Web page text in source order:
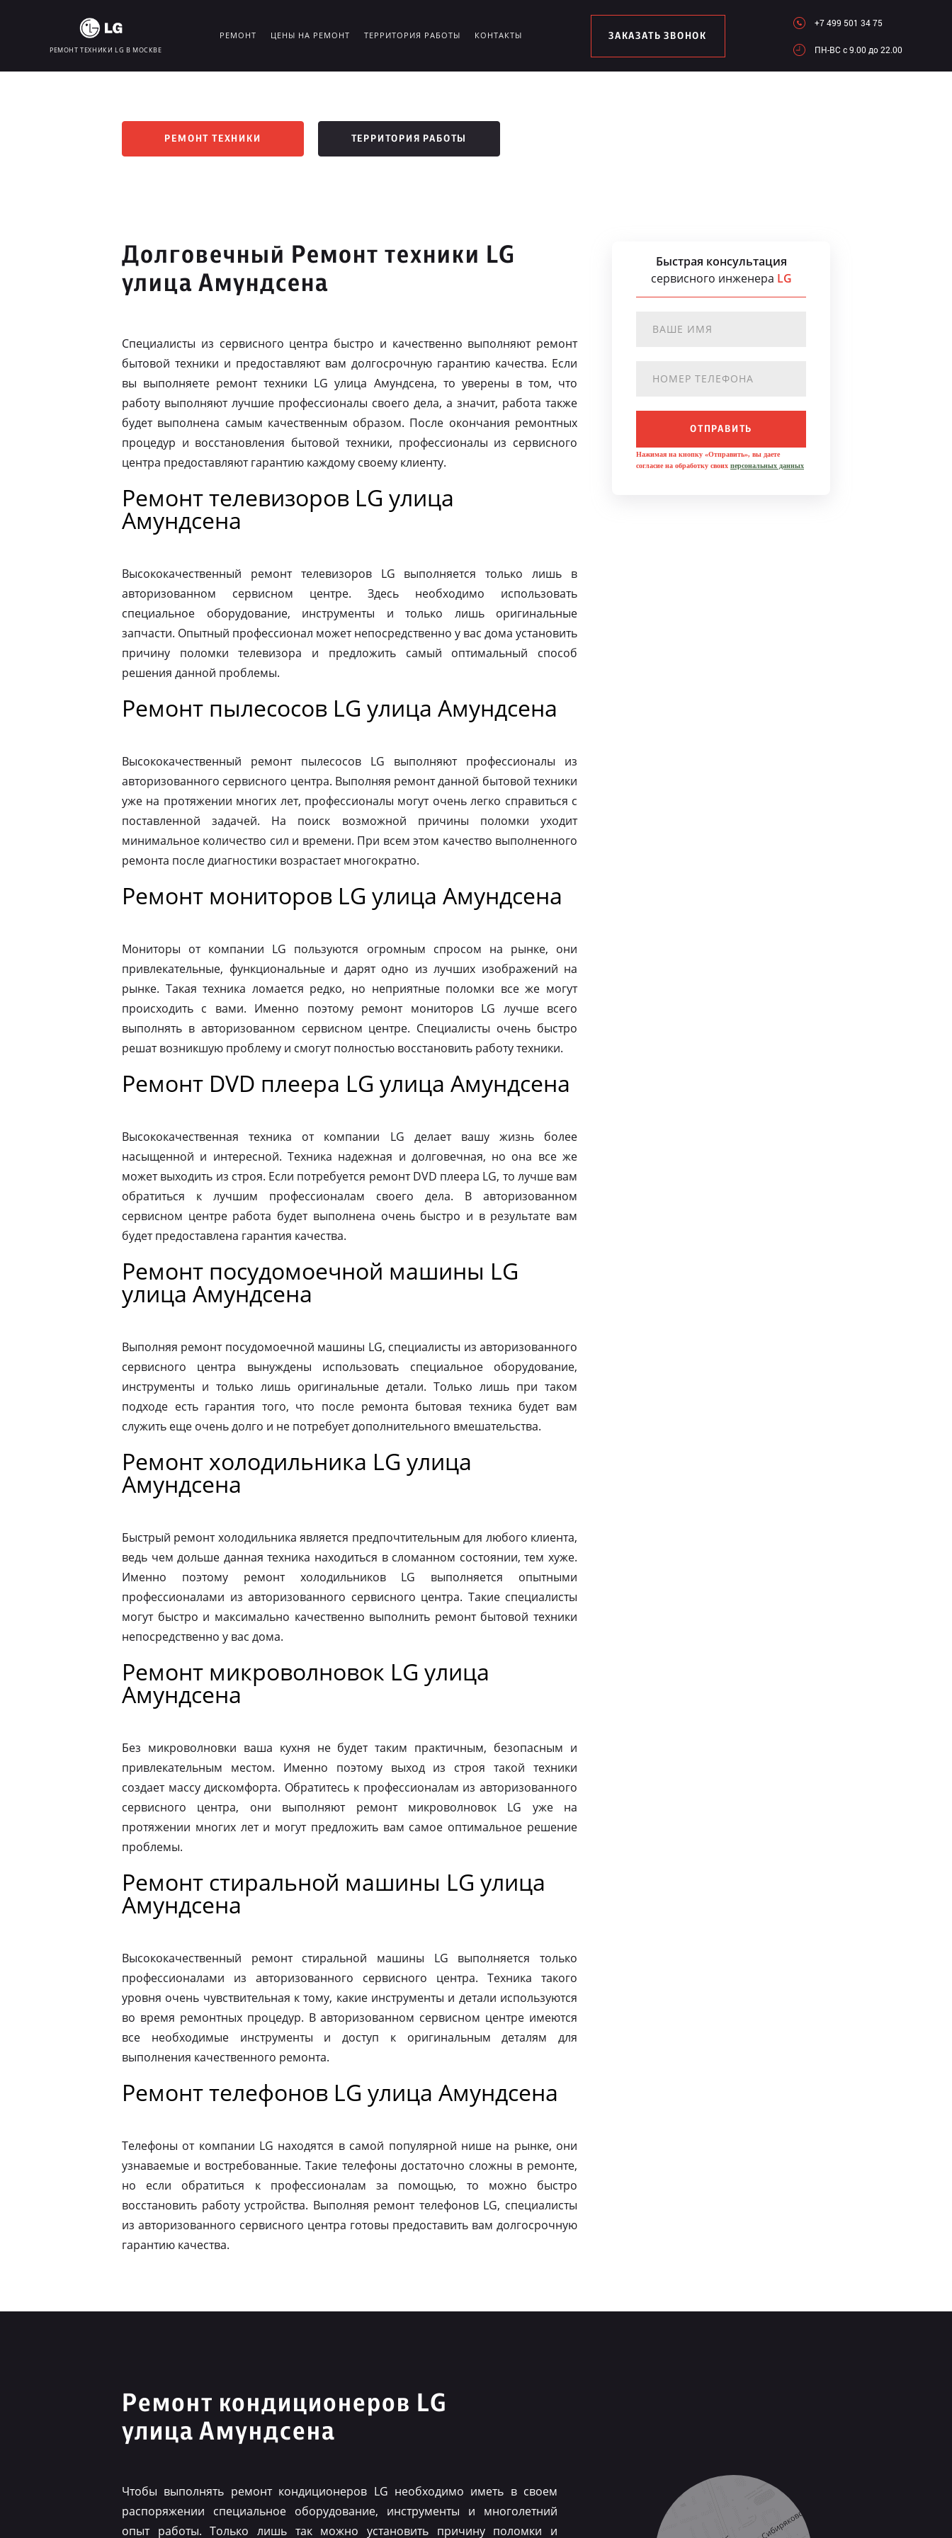
РЕМОНТ ТЕХНИКИ LG В МОСКВЕ
РЕМОНТ ЦЕНЫ НА РЕМОНТ ТЕРРИТОРИЯ РАБОТЫ КОНТАКТЫ ЗАКАЗАТЬ ЗВОНОК
+7 499 501 34 75
ПН-ВC c 9.00 до 22.00
РЕМОНТ ТЕХНИКИ ТЕРРИТОРИЯ РАБОТЫ
Долговечный Ремонт техники LG
улица Амундсена
Специалисты из сервисного центра быстро и качественно выполняют ремонт
бытовой техники и предоставляют вам долгосрочную гарантию качества. Если
вы выполняете ремонт техники LG улица Амундсена, то уверены в том, что
работу выполняют лучшие профессионалы своего дела, а значит, работа также
будет выполнена самым качественным образом. После окончания ремонтных
процедур и восстановления бытовой техники, профессионалы из сервисного
центра предоставляют гарантию каждому своему клиенту.
Ремонт телевизоров LG улица
Амундсена
Высококачественный ремонт телевизоров LG выполняется только лишь в
авторизованном сервисном центре. Здесь необходимо использовать
специальное оборудование, инструменты и только лишь оригинальные
запчасти. Опытный профессионал может непосредственно у вас дома установить
причину поломки телевизора и предложить самый оптимальный способ
решения данной проблемы.
Ремонт пылесосов LG улица Амундсена
Высококачественный ремонт пылесосов LG выполняют профессионалы из
авторизованного сервисного центра. Выполняя ремонт данной бытовой техники
уже на протяжении многих лет, профессионалы могут очень легко справиться с
поставленной задачей. На поиск возможной причины поломки уходит
минимальное количество сил и времени. При всем этом качество выполненного
ремонта после диагностики возрастает многократно.
Ремонт мониторов LG улица Амундсена
Мониторы от компании LG пользуются огромным спросом на рынке, они
привлекательные, функциональные и дарят одно из лучших изображений на
рынке. Такая техника ломается редко, но неприятные поломки все же могут
происходить с вами. Именно поэтому ремонт мониторов LG лучше всего
выполнять в авторизованном сервисном центре. Специалисты очень быстро
решат возникшую проблему и смогут полностью восстановить работу техники.
Ремонт DVD плеера LG улица Амундсена
Высококачественная техника от компании LG делает вашу жизнь более
насыщенной и интересной. Техника надежная и долговечная, но она все же
может выходить из строя. Если потребуется ремонт DVD плеера LG, то лучше вам
обратиться к лучшим профессионалам своего дела. В авторизованном
сервисном центре работа будет выполнена очень быстро и в результате вам
будет предоставлена гарантия качества.
Ремонт посудомоечной машины LG
улица Амундсена
Выполняя ремонт посудомоечной машины LG, специалисты из авторизованного
сервисного центра вынуждены использовать специальное оборудование,
инструменты и только лишь оригинальные детали. Только лишь при таком
подходе есть гарантия того, что после ремонта бытовая техника будет вам
служить еще очень долго и не потребует дополнительного вмешательства.
Ремонт холодильника LG улица
Амундсена
Быстрый ремонт холодильника является предпочтительным для любого клиента,
ведь чем дольше данная техника находиться в сломанном состоянии, тем хуже.
Именно поэтому ремонт холодильников LG выполняется опытными
профессионалами из авторизованного сервисного центра. Такие специалисты
могут быстро и максимально качественно выполнить ремонт бытовой техники
непосредственно у вас дома.
Ремонт микроволновок LG улица
Амундсена
Без микроволновки ваша кухня не будет таким практичным, безопасным и
привлекательным местом. Именно поэтому выход из строя такой техники
создает массу дискомфорта. Обратитесь к профессионалам из авторизованного
сервисного центра, они выполняют ремонт микроволновок LG уже на
протяжении многих лет и могут предложить вам самое оптимальное решение
проблемы.
Ремонт стиральной машины LG улица
Амундсена
Высококачественный ремонт стиральной машины LG выполняется только
профессионалами из авторизованного сервисного центра. Техника такого
уровня очень чувствительная к тому, какие инструменты и детали используются
во время ремонтных процедур. В авторизованном сервисном центре имеются
все необходимые инструменты и доступ к оригинальным деталям для
выполнения качественного ремонта.
Ремонт телефонов LG улица Амундсена
Телефоны от компании LG находятся в самой популярной нише на рынке, они
узнаваемые и востребованные. Такие телефоны достаточно сложны в ремонте,
но если обратиться к профессионалам за помощью, то можно быстро
восстановить работу устройства. Выполняя ремонт телефонов LG, специалисты
из авторизованного сервисного центра готовы предоставить вам долгосрочную
гарантию качества.
Быстрая консультация
сервисного инженера LG
ОТПРАВИТЬ
Нажимая на кнопку «Отправить», вы даете
согласие на обработку своих персональных данных
Ремонт кондиционеров LG
улица Амундсена
Чтобы выполнять ремонт кондиционеров LG необходимо иметь в своем
распоряжении специальное оборудование, инструменты и многолетний
опыт работы. Только лишь так можно установить причину поломки и